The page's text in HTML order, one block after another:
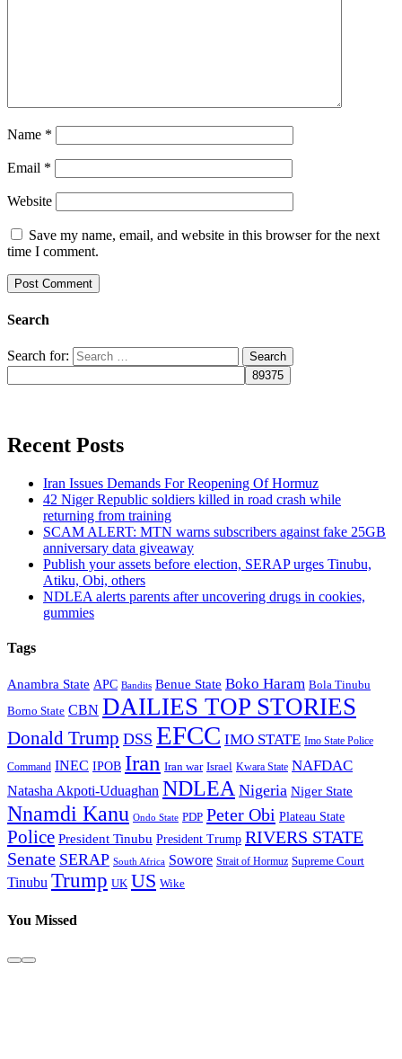
Name *
Email *
Website
Save my name, email, and website in this browser for the next
time I comment.
Search
Search for:
Recent Posts
Iran Issues Demands For Reopening Of Hormuz
42 Niger Republic soldiers killed in road crash while
returning from training
SCAM ALERT: MTN warns subscribers against fake 25GB
anniversary data giveaway
Publish your assets before election, SERAP urges Tinubu,
Atiku, Obi, others
NDLEA alerts parents after uncovering drugs in cookies,
gummies
Tags
Anambra State APC Bandits Benue State Boko Haram Bola Tinubu
Borno State CBN DAILIES TOP STORIES
Donald Trump DSS EFCC IMO STATE Imo State Police
Command INEC IPOB Iran Iran war Israel Kwara State NAFDAC
Natasha Akpoti-Uduaghan NDLEA Nigeria Niger State
Nnamdi Kanu Ondo State PDP Peter Obi Plateau State
Police President Tinubu President Trump RIVERS STATE
Senate SERAP South Africa Sowore Strait of Hormuz Supreme Court
Tinubu Trump UK US Wike
You Missed